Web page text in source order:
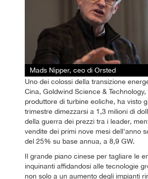
Mads Nipper, ceo di Orsted
Uno dei colossi della transizione
Cina, Goldwind Science &
produttore di turbine eoliche, ha visto
trimestre dimezzarsi a 1,3 milioni di
della guerra dei prezzi tra i leader,
vendite dei primi nove mesi dell'anno
del 25% su base annua, a 8,9 GW.
Il grande piano cinese per tagliare le
inquinanti affidandosi alle tecnologie
non solo a un aumento degli impianti